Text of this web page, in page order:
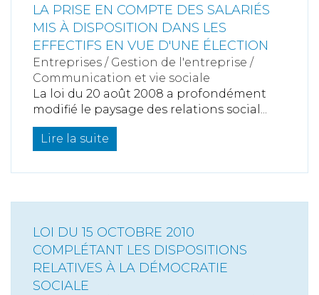
LA PRISE EN COMPTE DES SALARIÉS
MIS À DISPOSITION DANS LES
EFFECTIFS EN VUE D'UNE ÉLECTION
Entreprises / Gestion de l'entreprise /
Communication et vie sociale
La loi du 20 août 2008 a profondément
modifié le paysage des relations social...
Lire la suite
LOI DU 15 OCTOBRE 2010
COMPLÉTANT LES DISPOSITIONS
RELATIVES À LA DÉMOCRATIE
SOCIALE